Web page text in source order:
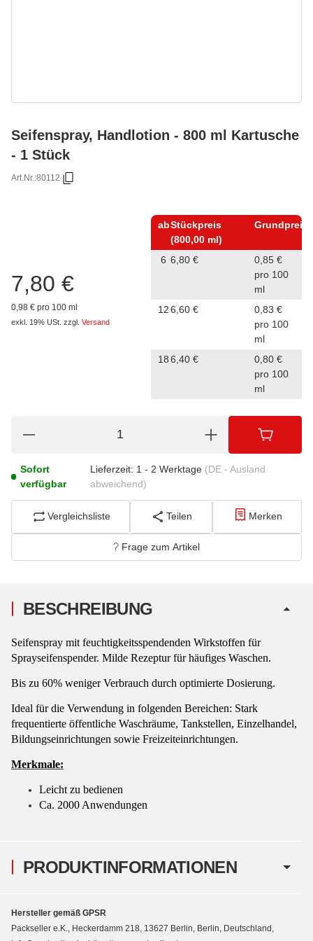
Seifenspray, Handlotion - 800 ml Kartusche
- 1 Stück
Art.Nr.:80112
7,80 €
0,98 € pro 100 ml
exkl. 19% USt. zzgl. Versand
abStückpreis
(800,00 ml)
Grundpreis
6 6,80 €
0,85 €
pro 100
ml
126,60 €
0,83 €
pro 100
ml
186,40 €
0,80 €
pro 100
ml
Sofort
verfügbar
Lieferzeit: 1 - 2 Werktage (DE - Ausland
abweichend)
Vergleichsliste Teilen Merken
Frage zum Artikel
PRODUKTINFORMATIONEN
BESCHREIBUNG
Seifenspray mit feuchtigkeitsspendenden Wirkstoffen für
Sprayseifenspender. Milde Rezeptur für häufiges Waschen.
Bis zu 60% weniger Verbrauch durch optimierte Dosierung.
Ideal für die Verwendung in folgenden Bereichen: Stark
frequentierte öffentliche Waschräume, Tankstellen, Einzelhandel,
Bildungseinrichtungen sowie Freizeiteinrichtungen.
Merkmale:
Leicht zu bedienen
Ca. 2000 Anwendungen
Hersteller gemäß GPSR
Packseller e.K., Heckerdamm 218, 13627 Berlin, Berlin, Deutschland,